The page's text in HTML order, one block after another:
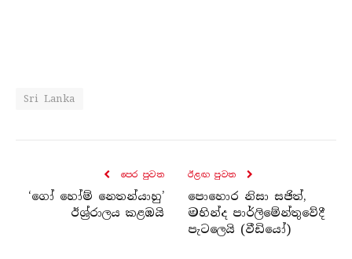
Sri Lanka
පෙර පුව​ත
‘ගෝ හෝම් නෙතන්යාහු’
ඊශ්‍ර්‍රාලය කළඹයි
ඊළඟ පුව​ත
පොහොර නිසා සජිත්,
මහින්ද පාර්ලිමේන්තුවේදී
පැටලෙයි (වීඩියෝ)